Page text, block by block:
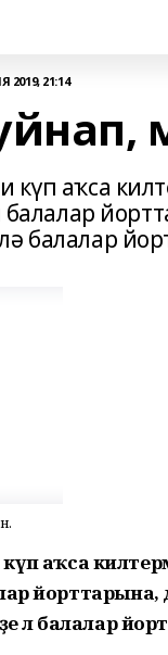
2019, 21:14
күп аҡса
балалар
күп аҡса
балалар